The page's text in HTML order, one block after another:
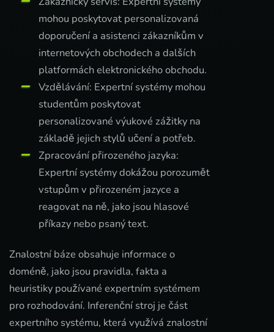
mohou poskytovat personalizovaná
doporučení a asistenci zákazníkům v
internetových obchodech a dalších
platformách elektronického obchodu.
Vzdělávání: Expertní systémy mohou
studentům poskytovat
personalizované výukové zážitky na
základě jejich stylů učení a potřeb.
Zpracování přirozeného jazyka:
Expertní systémy dokážou porozumět
vstupům v přirozeném jazyce a
reagovat na ně, jako jsou hlasové
příkazy nebo psaný text.
Znalostní báze obsahuje informace o
doméně, jako jsou pravidla, fakta a
heuristiky používané expertním systémem
pro rozhodování. Inferenční stroj je část
expertního systému, která využívá znalostní